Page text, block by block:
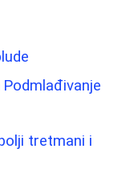
tretmani i